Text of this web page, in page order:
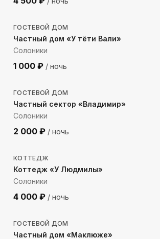
433м до моря
ГОСТЕВОЙ ДОМ
Частный дом «У тёти Вали»
Солоники
1 000 ₽ / ночь
1322 м до моря
ГОСТЕВОЙ ДОМ
Частный сектор «Владимир»
Солоники
2 000 ₽ / ночь
817 м до моря
КОТТЕДЖ
Коттедж «У Людмилы»
Солоники
4 000 ₽ / ночь
222м до моря
ГОСТЕВОЙ ДОМ
Частный дом «Маклюже»